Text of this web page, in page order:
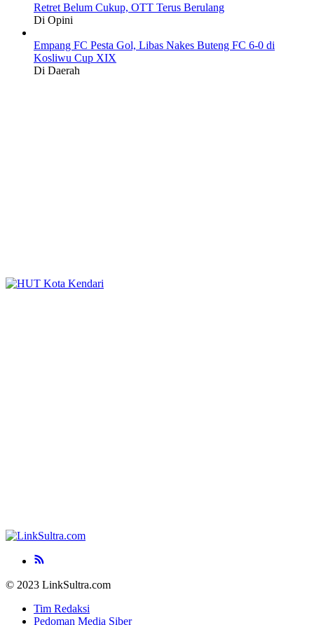
Retret Belum Cukup, OTT Terus Berulang
Di Opini
Empang FC Pesta Gol, Libas Nakes Buteng FC 6-0 di
Kosliwu Cup XIX
Di Daerah
© 2023 LinkSultra.com
Tim Redaksi
Pedoman Media Siber